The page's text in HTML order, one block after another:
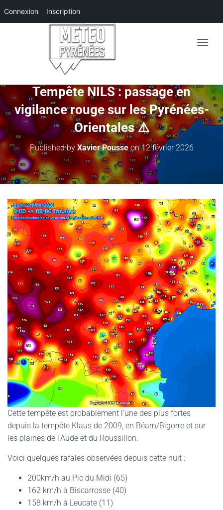
Connexion Inscription
I
R
/
F
E
A
V
I
G
A
T
I
O
N
Tempête NILS : passage en
vigilance rouge sur les Pyrénées-
Orientales ⚠️
Published byXavier Pousseon12 février 2026
Cette tempête est probablement l’une des plus fortes
depuis la tempête Klaus de 2009, en Béarn/Bigorre et sur
les plaines de l’Aude et du Roussillon.
Voici quelques rafales observées depuis cette nuit :
200km/h au Pic du Midi (65)
162 km/h à Biscarrosse (40)
158 km/h à Leucate (11)